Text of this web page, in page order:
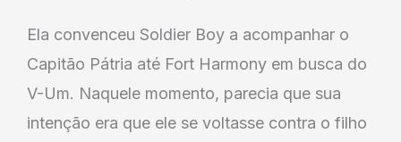
Ela convenceu Soldier Boy a acompanhar o
Capitão Pátria até Fort Harmony em busca do
V-Um. Naquele momento, parecia que sua
intenção era que ele se voltasse contra o filho